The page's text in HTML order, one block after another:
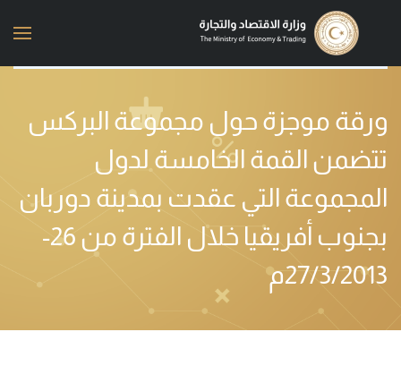
Skip to main content
ورقة موجزة حول مجموعة البركس
تتضمن القمة الخامسة لدول
المجموعة التي عقدت بمدينة دوربان
بجنوب أفريقيا خلال الفترة من 26-
27/3/2013م